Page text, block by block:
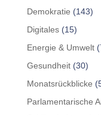
Demokratie (143)
Digitales(15)
Energie & Umwelt
Gesundheit(30)
Monatsrückblicke
Parlamentarische